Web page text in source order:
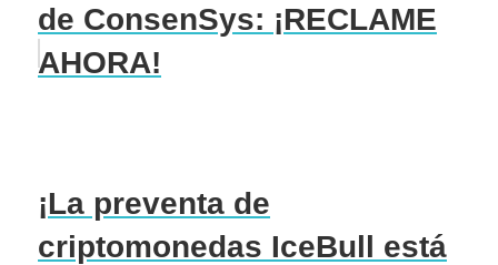
de ConsenSys: ¡RECLAME
AHORA!
¡La preventa de
criptomonedas IceBull está